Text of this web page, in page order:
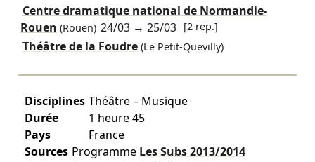
Centre dramatique national de Normandie-
Rouen (Rouen) 24/03 →25/03 [2 rep.]
Théâtre de la Foudre (Le Petit-Quevilly)
Disciplines Théâtre – Musique
Durée
1 heure 45
Pays
France
Sources Programme Les Subs2013/2014